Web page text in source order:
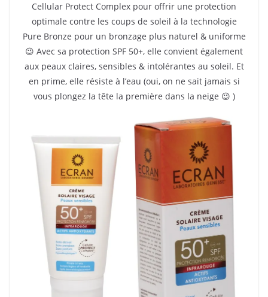
Cellular Protect Complex pour offrir une protection
optimale contre les coups de soleil à la technologie
Pure Bronze pour un bronzage plus naturel & uniforme
😉 Avec sa protection SPF 50+, elle convient également
aux peaux claires, sensibles & intolérantes au soleil. Et
en prime, elle résiste à l’eau (oui, on ne sait jamais si
vous plongez la tête la première dans la neige 😉 )